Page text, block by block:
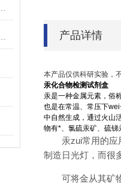
产品详情
本产品仅供科研实验，
汞化合物检测试剂盒
汞是一种金属元素，俗
也是在常温、常压下
中自然生成，通过火山
物有*、氯硫汞矿、硫
汞zui常用的
制造日光灯，而很
可将金从其矿